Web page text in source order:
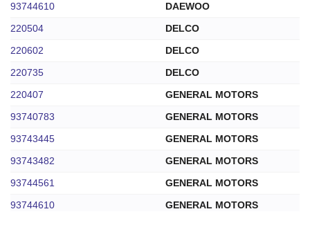
93744610
DAEWOO
220504
DELCO
220602
DELCO
220735
DELCO
220407
GENERAL MOTORS
93740783
GENERAL MOTORS
93743445
GENERAL MOTORS
93743482
GENERAL MOTORS
93744561
GENERAL MOTORS
93744610
GENERAL MOTORS